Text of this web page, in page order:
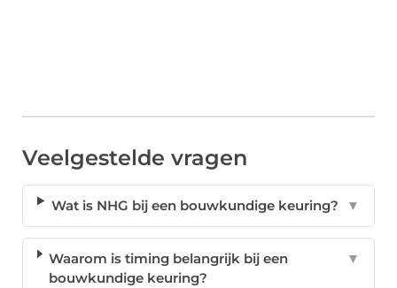
Veelgestelde vragen
Wat is NHG bij een bouwkundige keuring? ▼
Waarom is timing belangrijk bij een
bouwkundige keuring?
▼